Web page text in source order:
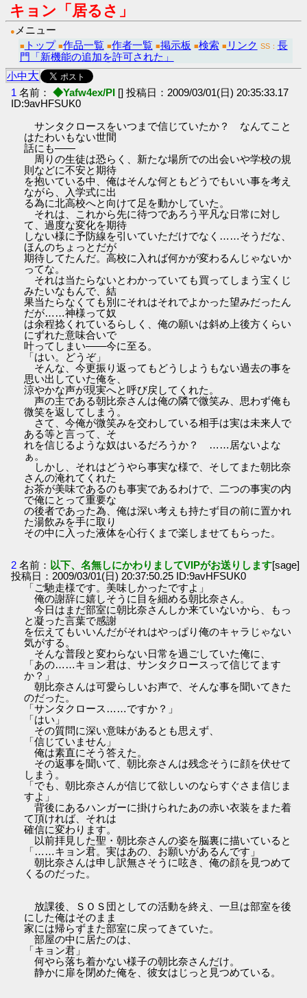
キョン「居るさ」
● メニュー
■ トップ ■作品一覧 ■作者一覧 ■掲示板 ■検索 ■ リンク SS： 長
門「新機能の追加を許可された」
小中大
1 名前： ◆Yafw4ex/PI [] 投稿日：2009/03/01(日) 20:35:33.17
ID:9avHFSUK0
サンタクロースをいつまで信じていたか？ なんてこと
はたわいもない世間
話にも――
周りの生徒は恐らく、新たな場所での出会いや学校の規
則などに不安と期待
を抱いている中、俺はそんな何ともどうでもいい事を考え
ながら、入学式に出
る為に北高校へと向けて足を動かしていた。
それは、これから先に待つであろう平凡な日常に対し
て、過度な変化を期待
しない様に予防線を引いていただけでなく……そうだな、
ほんのちょっとだが
期待してたんだ。高校に入れば何かが変わるんじゃないか
ってな。
それは当たらないとわかっていても買ってしまう宝くじ
みたいなもんで、結
果当たらなくても別にそれはそれでよかった望みだったん
だが……神様って奴
は余程捻くれているらしく、俺の願いは斜め上後方くらい
にずれた意味合いで
叶ってしまい――今に至る。
「はい。どうぞ」
そんな、今更振り返ってもどうしようもない過去の事を
思い出していた俺を、
涼やかな声が現実へと呼び戻してくれた。
声の主である朝比奈さんは俺の隣で微笑み、思わず俺も
微笑を返してしまう。
さて、今俺が微笑みを交わしている相手は実は未来人で
ある等と言って、そ
れを信じるような奴はいるだろうか？ ……居ないよな
ぁ。
しかし、それはどうやら事実な様で、そしてまた朝比奈
さんの淹れてくれた
お茶が美味であるのも事実であるわけで、二つの事実の内
で俺にとって重要な
の後者であった為、俺は深い考えも持たず目の前に置かれ
た湯飲みを手に取り
その中に入った液体を心行くまで楽しませてもらった。
2 名前： 以下、名無しにかわりましてVIPがお送りします[sage]
投稿日：2009/03/01(日) 20:37:50.25 ID:9avHFSUK0
「ご馳走様です。美味しかったですよ」
俺の謝辞に嬉しそうに目を細める朝比奈さん。
今日はまだ部室に朝比奈さんしか来ていないから、もっ
と凝った言葉で感謝
を伝えてもいいんだがそれはやっぱり俺のキャラじゃない
気がする。
そんな普段と変わらない日常を過ごしていた俺に、
「あの……キョン君は、サンタクロースって信じてます
か？」
朝比奈さんは可愛らしいお声で、そんな事を聞いてきた
のだった。
「サンタクロース……ですか？」
「はい」
その質問に深い意味があるとも思えず、
「信じていません」
俺は素直にそう答えた。
その返事を聞いて、朝比奈さんは残念そうに顔を伏せて
しまう。
「でも、朝比奈さんが信じて欲しいのならすぐさま信じま
すよ」
背後にあるハンガーに掛けられたあの赤い衣装をまた着
て頂ければ、それは
確信に変わります。
以前拝見した聖・朝比奈さんの姿を脳裏に描いていると
「……キョン君。実はあの、お願いがあるんです」
朝比奈さんは申し訳無さそうに呟き、俺の顔を見つめて
くるのだった。
放課後、ＳＯＳ団としての活動を終え、一旦は部室を後
にした俺はそのまま
家には帰らずまた部室に戻ってきていた。
部屋の中に居たのは、
「キョン君」
何やら落ち着かない様子の朝比奈さんだけ。
静かに扉を閉めた俺を、彼女はじっと見つめている。